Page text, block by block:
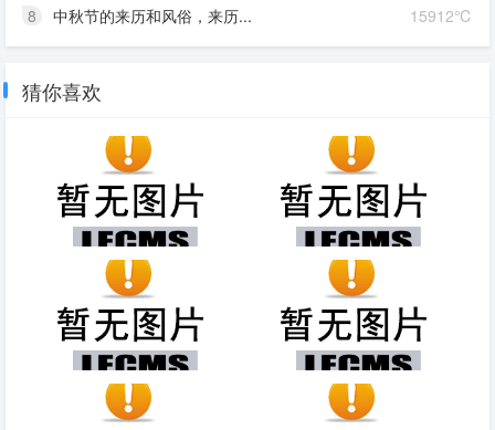
15912℃
8 中秋节的来历和风俗，来历...
猜你喜欢
吴凡为什么不被问责，吴凡的背
景与影响力／舆论的影响
生抽和老抽的区别和用法，如何
辨别老抽和生抽
别克英朗车主评价如何，外观大
气／舒适性出色／性价比高
桂花价格（桂花价格2020最新